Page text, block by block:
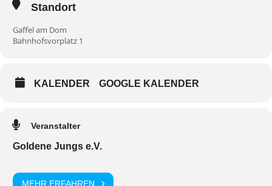
Standort
Gaffel am Dom
Bahnhofsvorplatz 1
KALENDER GOOGLE KALENDER
Veranstalter
Goldene Jungs e.V.
MEHR ERFAHREN